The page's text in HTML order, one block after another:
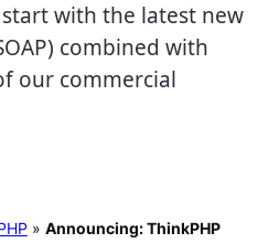
with the latest new
combined with
our commercial
» Announcing: ThinkPHP